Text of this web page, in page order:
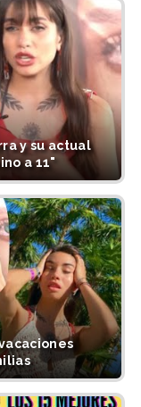
y su actual
a 11"